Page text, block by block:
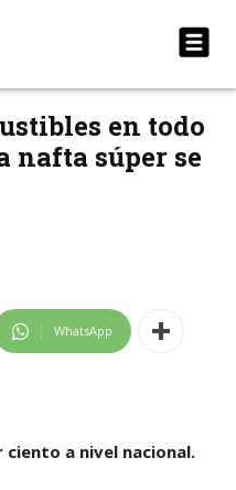
en todo
nafta súper se
WhatsApp
ciento a nivel nacional.